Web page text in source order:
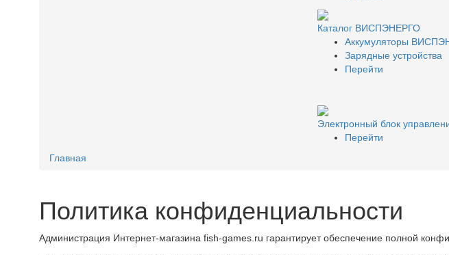
Каталог ВИСПЭНЕРГО
Аккумуляторы
Зарядные устройства
Перейти
Электронный блок
Перейти
Главная
Политика конфиденциальности
Администрация Интернет-магазина fish-games.ru гарантирует обеспечение полной